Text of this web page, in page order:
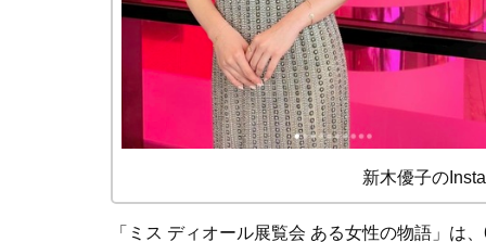
新木優子の
「ミス ディオール展覧会 ある女性の物語」は、